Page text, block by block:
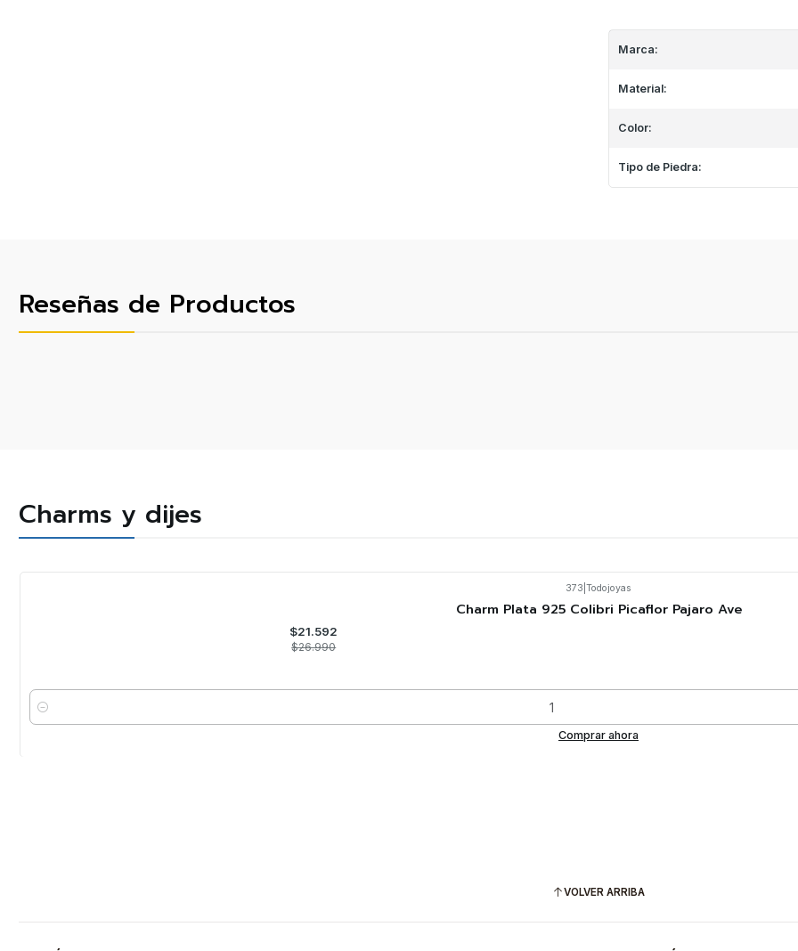
Marca:
Material:
Color:
Tipo de Piedra:
Reseñas de Productos
Charms y dijes
373 Todojoyas
Charm Plata 925 Colibri Picaflor Pajaro Ave
$21.592
$26.990
Cantidad
Comprar ahora
VOLVER ARRIBA